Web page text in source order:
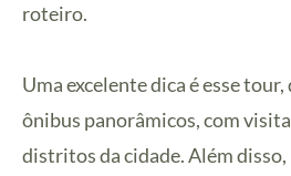
roteiro.
Uma excelente dica é esse tour,
ônibus panorâmicos, com
distritos da cidade. Além